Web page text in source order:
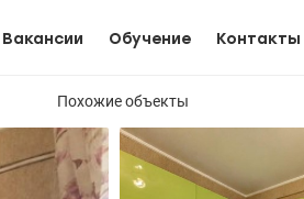
Вакансии Обучение Контакты
Похожие объекты